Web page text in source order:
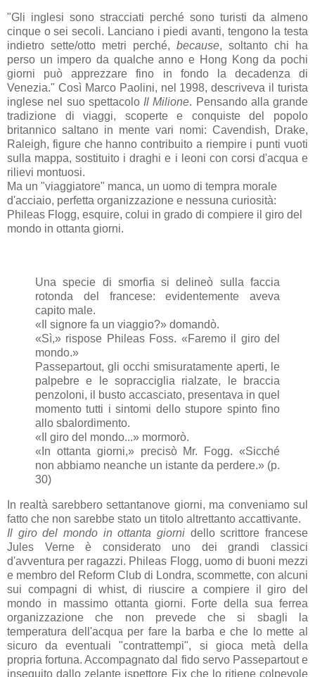
"Gli inglesi sono stracciati perché sono turisti da almeno
cinque o sei secoli. Lanciano i piedi avanti, tengono la testa
indietro sette/otto metri perché, because, soltanto chi ha
perso un impero da qualche anno e Hong Kong da pochi
giorni può apprezzare fino in fondo la decadenza di
Venezia." Così Marco Paolini, nel 1998, descriveva il turista
inglese nel suo spettacolo Il Milione. Pensando alla grande
tradizione di viaggi, scoperte e conquiste del popolo
britannico saltano in mente vari nomi: Cavendish, Drake,
Raleigh, figure che hanno contribuito a riempire i punti vuoti
sulla mappa, sostituito i draghi e i leoni con corsi d'acqua e
rilievi montuosi.
Ma un "viaggiatore" manca, un uomo di tempra morale
d'acciaio, perfetta organizzazione e nessuna curiosità:
Phileas Flogg, esquire, colui in grado di compiere il giro del
mondo in ottanta giorni.
Una specie di smorfia si delineò sulla faccia
rotonda del francese: evidentemente aveva
capito male.
«Il signore fa un viaggio?» domandò.
«Sì,» rispose Phileas Foss. «Faremo il giro del
mondo.»
Passepartout, gli occhi smisuratamente aperti, le
palpebre e le sopracciglia rialzate, le braccia
penzoloni, il busto accasciato, presentava in quel
momento tutti i sintomi dello stupore spinto fino
allo sbalordimento.
«Il giro del mondo...» mormorò.
«In ottanta giorni,» precisò Mr. Fogg. «Sicché
non abbiamo neanche un istante da perdere.» (p.
30)
In realtà sarebbero settantanove giorni, ma conveniamo sul
fatto che non sarebbe stato un titolo altrettanto accattivante.
Il giro del mondo in ottanta giorni dello scrittore francese
Jules Verne è considerato uno dei grandi classici
d'avventura per ragazzi. Phileas Flogg, uomo di buoni mezzi
e membro del Reform Club di Londra, scommette, con alcuni
sui compagni di whist, di riuscire a compiere il giro del
mondo in massimo ottanta giorni. Forte della sua ferrea
organizzazione che non prevede che si sbagli la
temperatura dell'acqua per fare la barba e che lo mette al
sicuro da eventuali "contrattempi", si gioca metà della
propria fortuna. Accompagnato dal fido servo Passepartout e
inseguito dallo zelante ispettore Fix che lo ritiene colpevole